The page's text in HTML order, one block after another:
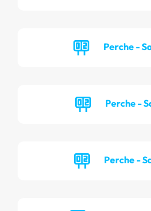
Perche -
Perche -
Perche -